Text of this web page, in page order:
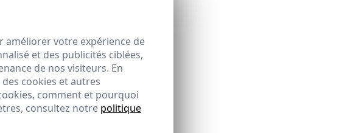
améliorer votre expérience de
et des publicités ciblées,
de nos visiteurs. En
cookies et autres
comment et pourquoi
consultez notre politique